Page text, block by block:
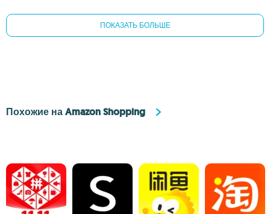
ПОКАЗАТЬ БОЛЬШЕ
Похожие на Amazon Shopping